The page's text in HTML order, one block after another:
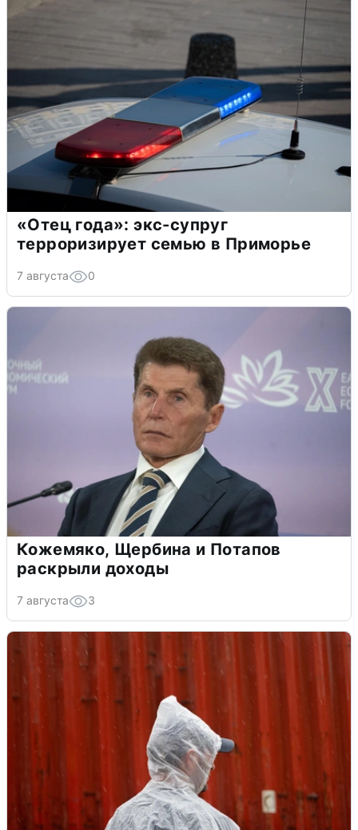
«Отец года»: экс-супруг
терроризирует семью в Приморье
7 августа 0
Кожемяко, Щербина и Потапов
раскрыли доходы
7 августа 3